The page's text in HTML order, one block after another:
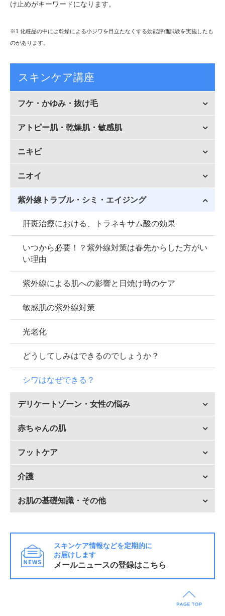
け止めがキーワードになります。
※1 化粧品の中には乾燥による小ジワを目立たなくする効能評価試験を実施したも
のがあります。
スキンケア講座
フケ・かゆみ・抜け毛
アトピー肌・乾燥肌・敏感肌
ニキビ
ニオイ
紫外線トラブル・シミ・エイジング
肝斑治療における、トラネキサム酸の効果
いつから必要！？紫外線対策は春先からした方がい
い理由
紫外線による肌への影響と日焼け時のケア
敏感肌の紫外線対策
光老化
どうしてしみはできるのでしょうか？
シワはなぜできる？
デリケートゾーン・女性の悩み
赤ちゃんの肌
フットケア
介護
お肌の基礎知識・その他
スキンケア情報などを定期的に
お届けします
メールニュースの登録はこちら